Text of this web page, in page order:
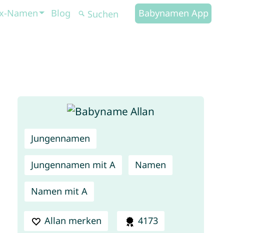
Namen Blog Babynamen App
Jungennamen
Jungennamen mit A Namen
Namen mit A
Allan merken 4173